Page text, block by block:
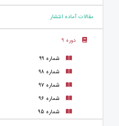
مقالات آماده انتشار
دوره 9
شماره 99
شماره 98
شماره 97
شماره 96
شماره 95